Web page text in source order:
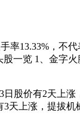
，不代
览 1、金字
价有2天上涨
天上涨，提拔